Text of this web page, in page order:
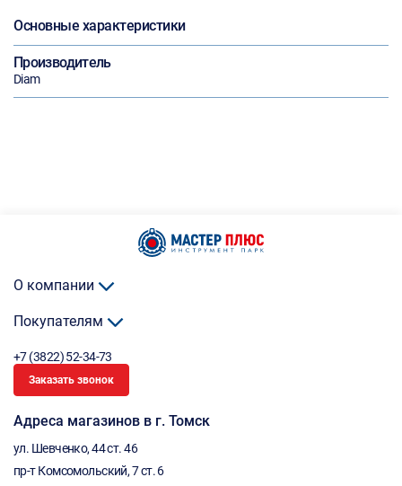
Основные характеристики
Производитель
Diam
О компании
Покупателям
+7 (3822) 52-34-73
Заказать звонок
Адреса магазинов в г. Томск
ул. Шевченко, 44 ст. 46
пр-т Комсомольский, 7 ст. 6